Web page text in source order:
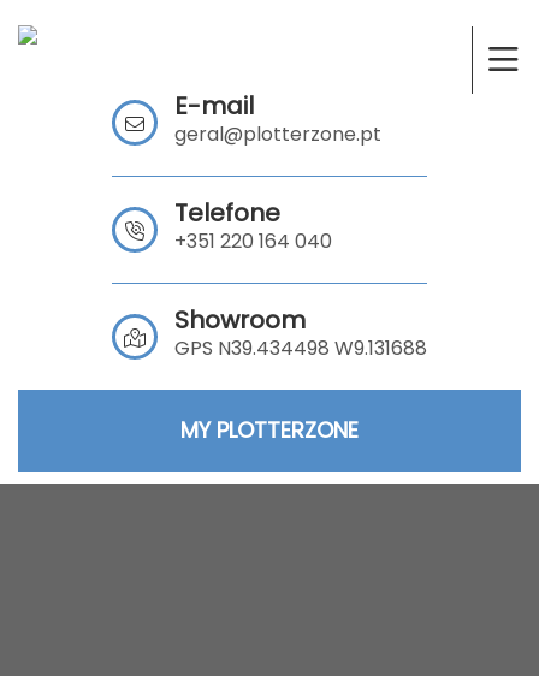
E-mail
geral@plotterzone.pt
Telefone
+351 220 164 040
Showroom
GPS N39.434498 W9.131688
MY PLOTTERZONE